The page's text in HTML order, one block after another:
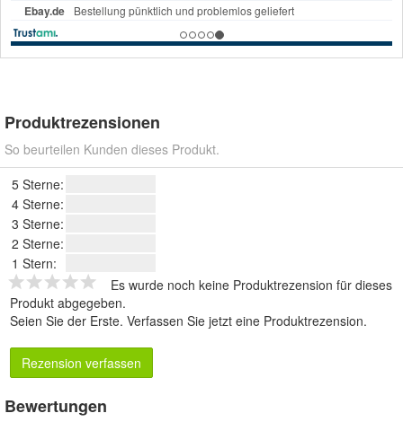
Produktrezensionen
So beurteilen Kunden dieses Produkt.
5 Sterne:
4 Sterne:
3 Sterne:
2 Sterne:
1 Stern:
Es wurde noch keine Produktrezension für dieses
Produkt abgegeben.
Seien Sie der Erste. Verfassen Sie jetzt eine Produktrezension.
Rezension verfassen
Bewertungen